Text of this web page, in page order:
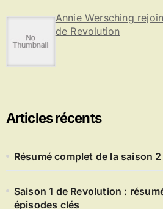
Annie Wersching
de Revolution
Articles récents
Résumé complet de la saison
Saison 1 de Revolution :
épisodes clés